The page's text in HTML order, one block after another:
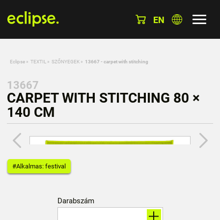
EN
Eclipse » TEXTIL » SZŐNYEGEK » 13667 - carpet with stitching
13667
CARPET WITH STITCHING 80 ×
140 CM
#Alkalmas: festival
Darabszám